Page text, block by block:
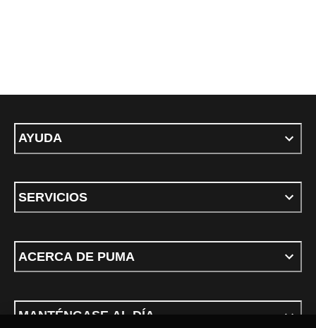
AYUDA
SERVICIOS
ACERCA DE PUMA
MANTÉNGASE AL DÍA